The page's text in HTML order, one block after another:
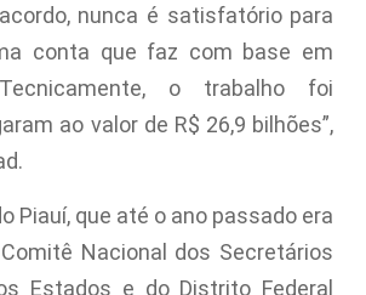
nunca é satisfatório para
conta que faz com base em
o trabalho foi
ao valor de R$ 26,9 bilhões”,
Piauí, que até o ano passado era
Nacional dos Secretários
Estados e do Distrito Federal